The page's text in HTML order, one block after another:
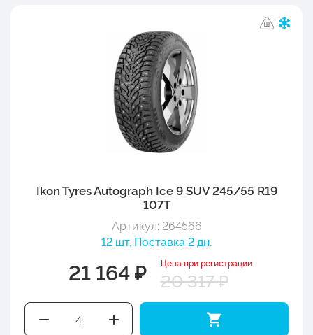
Ikon Tyres Autograph Ice 9 SUV 245/55 R19
107T
Артикул: 264566
12 шт. Поставка 2 дн.
21 164 ₽ Цена при регистрации
20 317 ₽